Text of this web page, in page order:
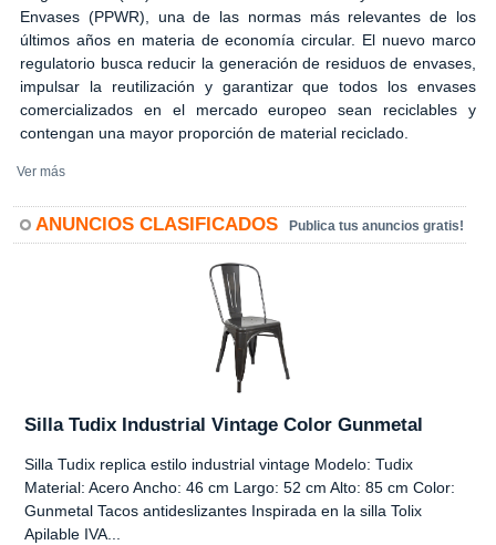
Envases (PPWR), una de las normas más relevantes de los
últimos años en materia de economía circular. El nuevo marco
regulatorio busca reducir la generación de residuos de envases,
impulsar la reutilización y garantizar que todos los envases
comercializados en el mercado europeo sean reciclables y
contengan una mayor proporción de material reciclado.
Ver más
ANUNCIOS CLASIFICADOS Publica tus anuncios gratis!
Silla Tudix Industrial Vintage Color Gunmetal
Silla Tudix replica estilo industrial vintage Modelo: Tudix
Material: Acero Ancho: 46 cm Largo: 52 cm Alto: 85 cm Color:
Gunmetal Tacos antideslizantes Inspirada en la silla Tolix
Apilable IVA...